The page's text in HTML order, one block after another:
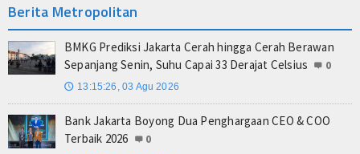
Berita Metropolitan
BMKG Prediksi Jakarta Cerah hingga Cerah Berawan
Sepanjang Senin, Suhu Capai 33 Derajat Celsius
0
🕔 13:15:26, 03 Agu 2026
Bank Jakarta Boyong Dua Penghargaan CEO & COO
Terbaik 2026
0